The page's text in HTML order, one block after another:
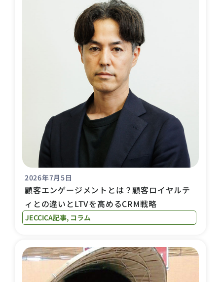
2026年7月5日
顧客エンゲージメントとは？顧客ロイヤルテ
ィとの違いとLTVを高めるCRM戦略
JECCICA記事, コラム